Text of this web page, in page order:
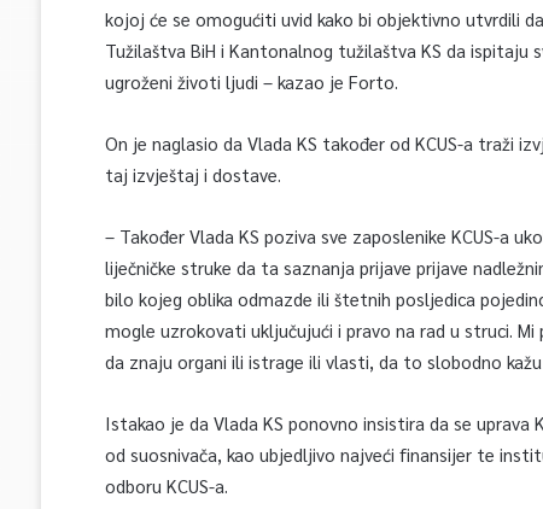
kojoj će se omogućiti uvid kako bi objektivno utvrdili
Tužilaštva BiH i Kantonalnog tužilaštva KS da ispitaju
ugroženi životi ljudi – kazao je Forto.
On je naglasio da Vlada KS također od KCUS-a traži
taj izvještaj i dostave.
– Također Vlada KS poziva sve zaposlenike KCUS-a
liječničke struke da ta saznanja prijave prijave
bilo kojeg oblika odmazde ili štetnih posljedica
mogle uzrokovati uključujući i pravo na rad u struci.
da znaju organi ili istrage ili vlasti, da to slobodno
Istakao je da Vlada KS ponovno insistira da se uprava
od suosnivača, kao ubjedljivo najveći finansijer te
odboru KCUS-a.